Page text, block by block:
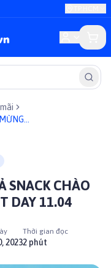
SNACK CHÀO
DAY 11.04
2023
Thời gian đọc
2 phút